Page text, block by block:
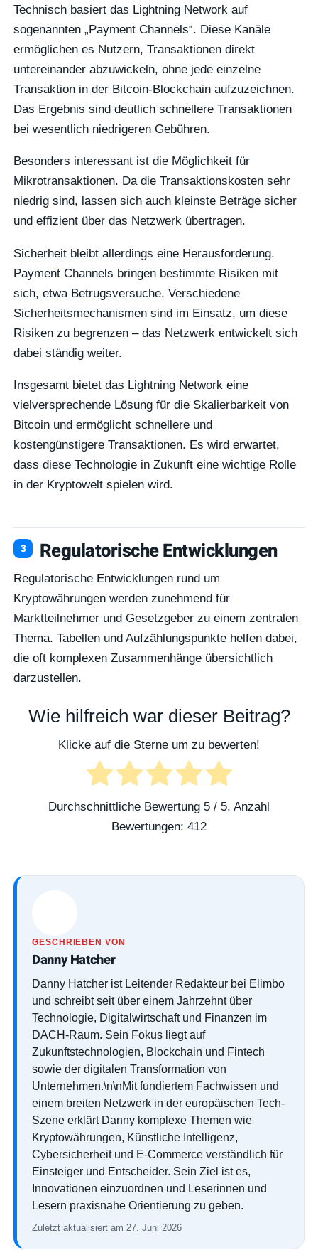
Technisch basiert das Lightning Network auf
sogenannten „Payment Channels“. Diese Kanäle
ermöglichen es Nutzern, Transaktionen direkt
untereinander abzuwickeln, ohne jede einzelne
Transaktion in der Bitcoin-Blockchain aufzuzeichnen.
Das Ergebnis sind deutlich schnellere Transaktionen
bei wesentlich niedrigeren Gebühren.
Besonders interessant ist die Möglichkeit für
Mikrotransaktionen. Da die Transaktionskosten sehr
niedrig sind, lassen sich auch kleinste Beträge sicher
und effizient über das Netzwerk übertragen.
Sicherheit bleibt allerdings eine Herausforderung.
Payment Channels bringen bestimmte Risiken mit
sich, etwa Betrugsversuche. Verschiedene
Sicherheitsmechanismen sind im Einsatz, um diese
Risiken zu begrenzen – das Netzwerk entwickelt sich
dabei ständig weiter.
Insgesamt bietet das Lightning Network eine
vielversprechende Lösung für die Skalierbarkeit von
Bitcoin und ermöglicht schnellere und
kostengünstigere Transaktionen. Es wird erwartet,
dass diese Technologie in Zukunft eine wichtige Rolle
in der Kryptowelt spielen wird.
Regulatorische Entwicklungen
Regulatorische Entwicklungen rund um
Kryptowährungen werden zunehmend für
Marktteilnehmer und Gesetzgeber zu einem zentralen
Thema. Tabellen und Aufzählungspunkte helfen dabei,
die oft komplexen Zusammenhänge übersichtlich
darzustellen.
Wie hilfreich war dieser Beitrag?
Klicke auf die Sterne um zu bewerten!
Durchschnittliche Bewertung 5 / 5. Anzahl
Bewertungen: 412
GESCHRIEBEN VON
Danny Hatcher
Danny Hatcher ist Leitender Redakteur bei Elimbo
und schreibt seit über einem Jahrzehnt über
Technologie, Digitalwirtschaft und Finanzen im
DACH-Raum. Sein Fokus liegt auf
Zukunftstechnologien, Blockchain und Fintech
sowie der digitalen Transformation von
Unternehmen.\n\nMit fundiertem Fachwissen und
einem breiten Netzwerk in der europäischen Tech-
Szene erklärt Danny komplexe Themen wie
Kryptowährungen, Künstliche Intelligenz,
Cybersicherheit und E-Commerce verständlich für
Einsteiger und Entscheider. Sein Ziel ist es,
Innovationen einzuordnen und Leserinnen und
Lesern praxisnahe Orientierung zu geben.
Zuletzt aktualisiert am 27. Juni 2026